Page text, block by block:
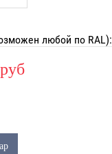
любой по RAL):